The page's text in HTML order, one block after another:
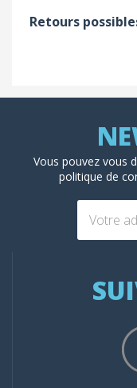
Retours
Vous pouvez vous
politique de